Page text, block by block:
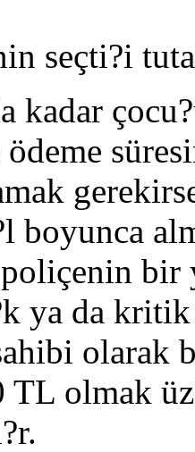
seçti?i
kadar
ödeme
boyunca
bir
ya da
olarak
TL olmak